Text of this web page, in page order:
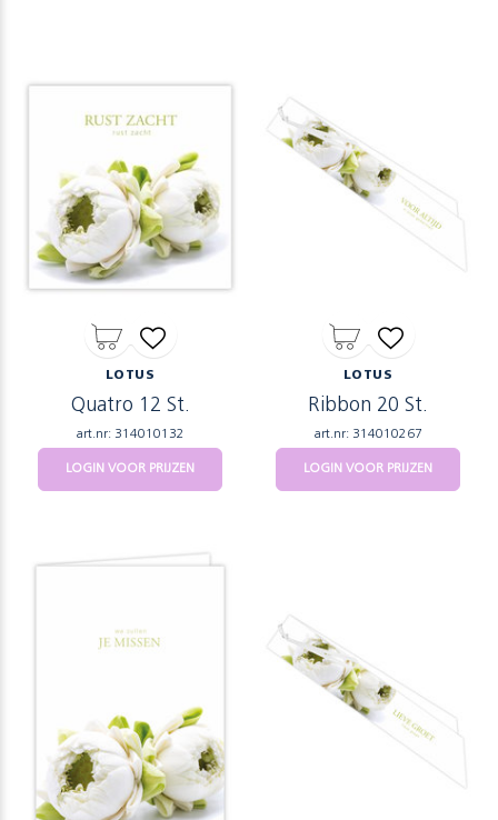
LOTUS
Quatro 12 St.
art.nr: 314010132
LOGIN VOOR PRIJZEN
LOTUS
Ribbon 20 St.
art.nr: 314010267
LOGIN VOOR PRIJZEN